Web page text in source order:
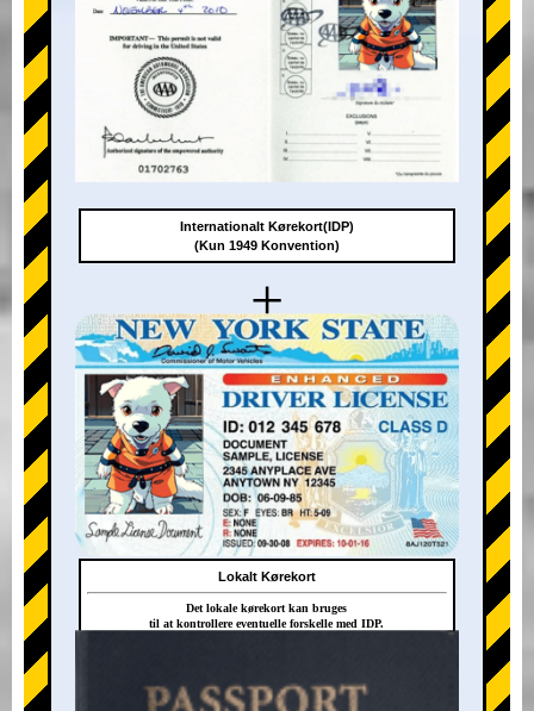
+
+
Internationalt Kørekort(IDP)
(Kun 1949 Konvention)
Lokalt Kørekort
Det lokale kørekort kan bruges
til at kontrollere eventuelle forskelle med IDP.